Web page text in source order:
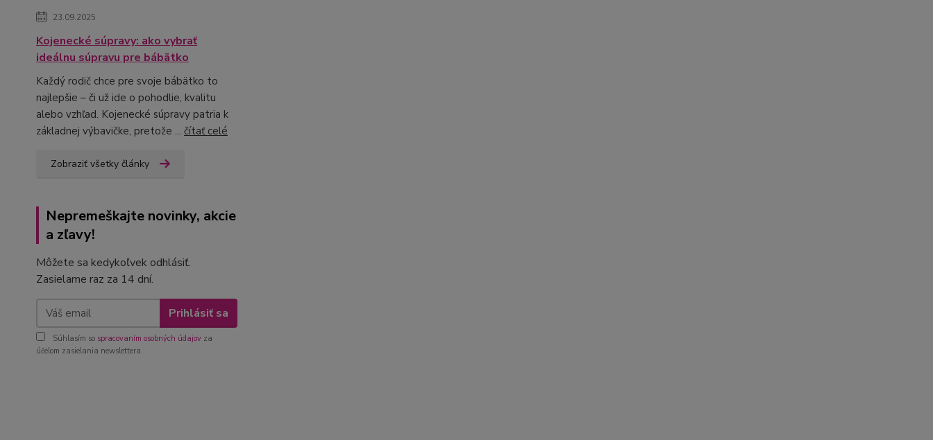
23.09.2025
Kojenecké súpravy: ako vybrať
ideálnu súpravu pre bábätko
Každý rodič chce pre svoje bábätko to
najlepšie – či už ide o pohodlie, kvalitu
alebo vzhľad. Kojenecké súpravy patria k
základnej výbavičke, pretože ... čítať celé
Zobraziť všetky články
Nepremeškajte novinky, akcie
a zľavy!
Môžete sa kedykoľvek odhlásiť.
Zasielame raz za 14 dní.
Prihlásiť sa
Súhlasím so spracovaním osobných údajov za
účelom zasielania newslettera.